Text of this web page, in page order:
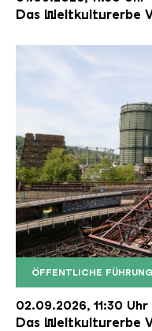
Das Weltkulturerbe
ÖFFENTLICHE FÜHRUNG
Der
Copyright:
02.09.2026, 11:30 Uhr
Das Weltkulturerbe